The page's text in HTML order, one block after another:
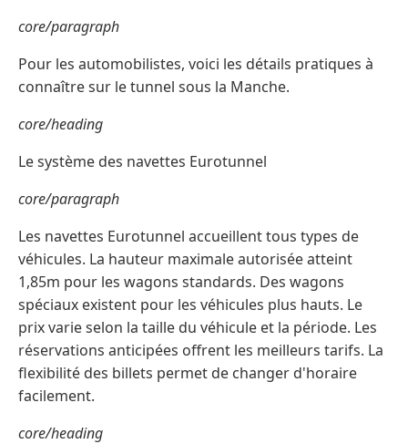
core/paragraph
Pour les automobilistes, voici les détails pratiques à
connaître sur le tunnel sous la Manche.
core/heading
Le système des navettes Eurotunnel
core/paragraph
Les navettes Eurotunnel accueillent tous types de
véhicules. La hauteur maximale autorisée atteint
1,85m pour les wagons standards. Des wagons
spéciaux existent pour les véhicules plus hauts. Le
prix varie selon la taille du véhicule et la période. Les
réservations anticipées offrent les meilleurs tarifs. La
flexibilité des billets permet de changer d'horaire
facilement.
core/heading